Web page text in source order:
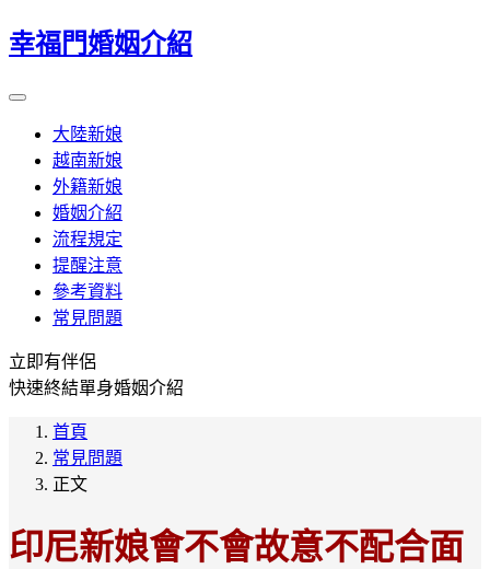
幸福門婚姻介紹
大陸新娘
越南新娘
外籍新娘
婚姻介紹
流程規定
提醒注意
參考資料
常見問題
立即有伴侶
快速終結單身婚姻介紹
首頁
常見問題
正文
印尼新娘會不會故意不配合面